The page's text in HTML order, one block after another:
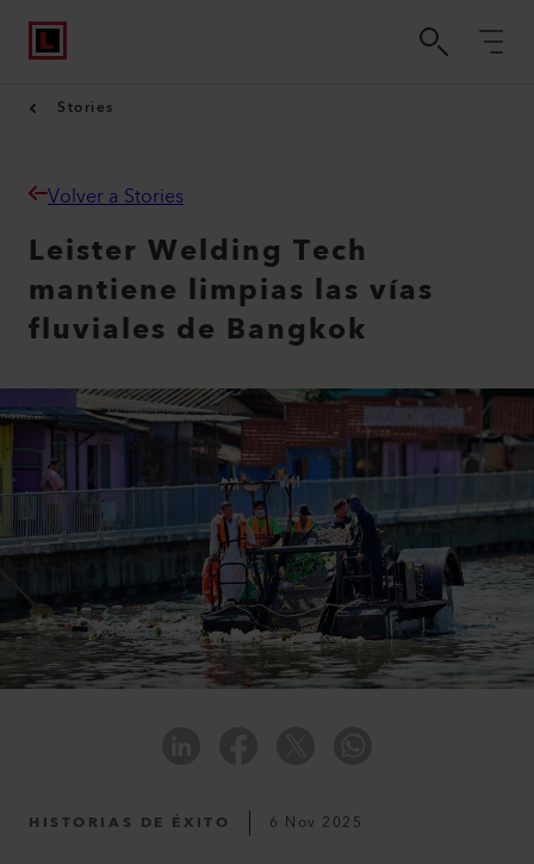
Stories
Volver a Stories
Leister Welding Tech
mantiene limpias las vías
fluviales de Bangkok
HISTORIAS DE ÉXITO 6 Nov 2025